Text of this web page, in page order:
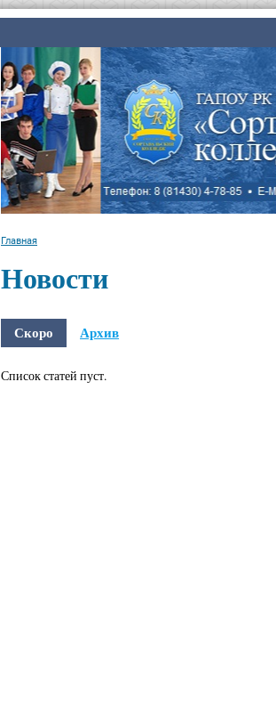
Главная
Новости
Скоро Архив
Список статей пуст.